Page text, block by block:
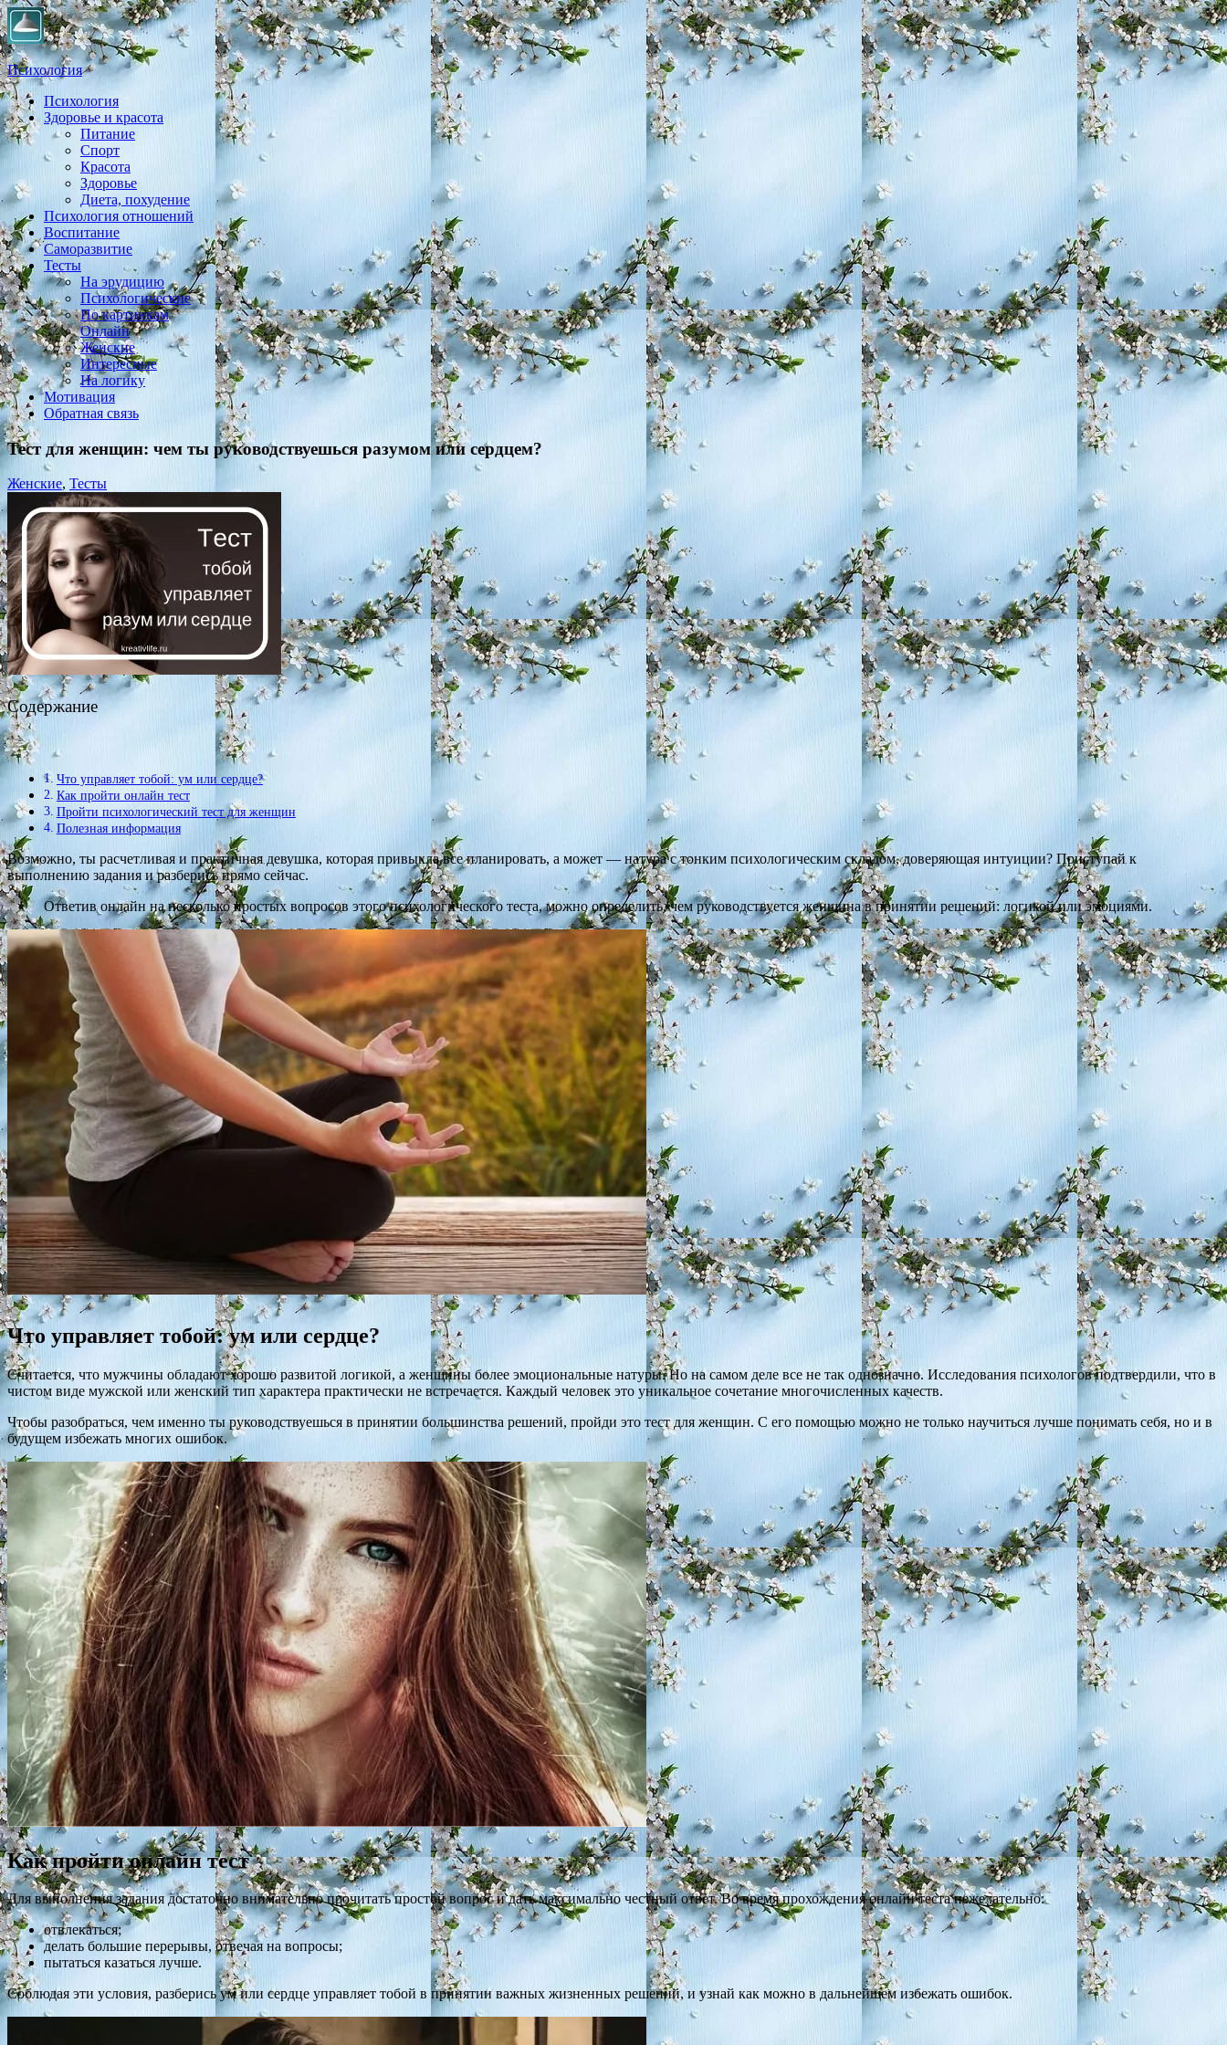
Психология
Практическая психология, личностный рост, экология, здоровье, воспитание,
Психология
Здоровье и красота
Питание
Спорт
Красота
Здоровье
Диета, похудение
Психология отношений
Воспитание
Саморазвитие
Тесты
На эрудицию
Психологические
По картинкам
Онлайн
Женские
Интересные
На логику
Мотивация
Обратная связь
Тест для женщин: чем ты руководствуешься разумом или сердцем?
Женские, Тесты
Содержание
Что управляет тобой: ум или сердце?
Как пройти онлайн тест
Пройти психологический тест для женщин
Полезная информация
Возможно, ты расчетливая и практичная девушка, которая привыкла все планировать, а может — натура с тонким психологическим складом, доверяющая интуиции? Приступай к
выполнению задания и разберись прямо сейчас.
Ответив онлайн на несколько простых вопросов этого психологического теста, можно определить, чем руководствуется женщина в принятии решений: логикой или эмоциями.
Что управляет тобой: ум или сердце?
Считается, что мужчины обладают хорошо развитой логикой, а женщины более эмоциональные натуры. Но на самом деле все не так однозначно. Исследования психологов подтвердили, что в
чистом виде мужской или женский тип характера практически не встречается. Каждый человек это уникальное сочетание многочисленных качеств.
Чтобы разобраться, чем именно ты руководствуешься в принятии большинства решений, пройди это тест для женщин. С его помощью можно не только научиться лучше понимать себя, но и в
будущем избежать многих ошибок.
Как пройти онлайн тест
Для выполнения задания достаточно внимательно прочитать простой вопрос и дать максимально честный ответ. Во время прохождения онлайн теста нежелательно:
отвлекаться;
делать большие перерывы, отвечая на вопросы;
пытаться казаться лучше.
Соблюдая эти условия, разберись ум или сердце управляет тобой в принятии важных жизненных решений, и узнай как можно в дальнейшем избежать ошибок.